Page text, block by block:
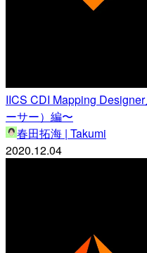
IICS CDI Mapping
ーサー）編〜
春田拓海 | Takumi
2020.12.04